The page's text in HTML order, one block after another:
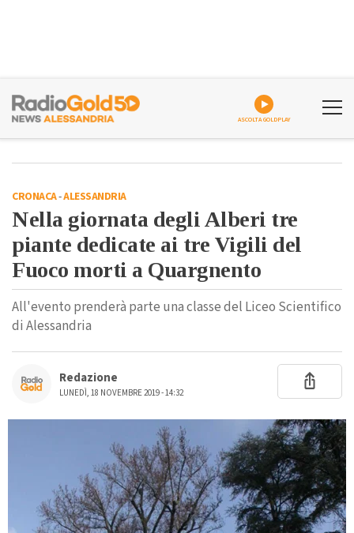
ASCOLTA GOLDPLAY
CRONACA-ALESSANDRIA
Nella giornata degli Alberi tre
piante dedicate ai tre Vigili del
Fuoco morti a Quargnento
All'evento prenderà parte una classe del Liceo Scientifico
di Alessandria
Redazione
LUNEDÌ, 18 NOVEMBRE 2019 - 14:32